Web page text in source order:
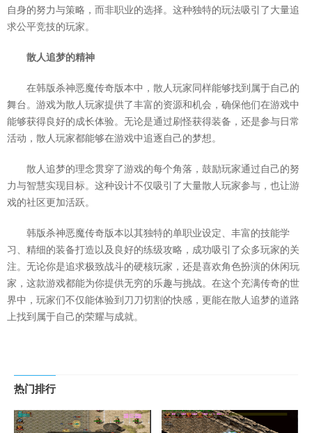
自身的努力与策略，而非职业的选择。这种独特的玩法吸引了大量追
求公平竞技的玩家。
散人追梦的精神
在韩版杀神恶魔传奇版本中，散人玩家同样能够找到属于自己的
舞台。游戏为散人玩家提供了丰富的资源和机会，确保他们在游戏中
能够获得良好的成长体验。无论是通过刷怪获得装备，还是参与日常
活动，散人玩家都能够在游戏中追逐自己的梦想。
散人追梦的理念贯穿了游戏的每个角落，鼓励玩家通过自己的努
力与智慧实现目标。这种设计不仅吸引了大量散人玩家参与，也让游
戏的社区更加活跃。
韩版杀神恶魔传奇版本以其独特的单职业设定、丰富的技能学
习、精细的装备打造以及良好的练级攻略，成功吸引了众多玩家的关
注。无论你是追求极致战斗的硬核玩家，还是喜欢角色扮演的休闲玩
家，这款游戏都能为你提供无穷的乐趣与挑战。在这个充满传奇的世
界中，玩家们不仅能体验到刀刀切割的快感，更能在散人追梦的道路
上找到属于自己的荣耀与成就。
热门排行